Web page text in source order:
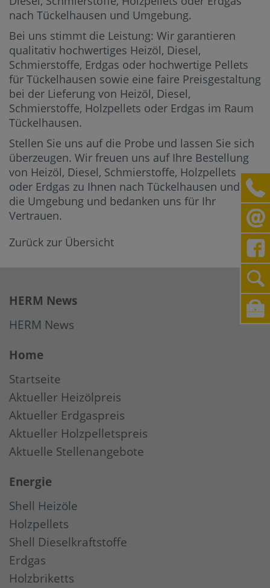
nach Tückelhausen und Umgebung.
Bei uns stimmt die Leistung: Wir garantieren
qualitativ hochwertiges Heizöl, Diesel,
Schmierstoffe, Erdgas oder hochwertige Pellets
für Tückelhausen sowie eine faire Preisgestaltung
bei der Lieferung von Heizöl, Diesel,
Schmierstoffe, Holzpellets oder Erdgas im Raum
Tückelhausen.
Stellen Sie uns auf die Probe und lassen Sie sich
überzeugen. Wir freuen uns auf Ihre Bestellung
von Heizöl, Diesel, Schmierstoffe, Holzpellets
oder Erdgas zu Ihnen nach Tückelhausen und in
die Umgebung und bedanken uns für Ihr
Vertrauen.
Zurück zur Übersicht
HERM News
HERM News
Home
Startseite
Aktueller Heizölpreis
Aktueller Erdgaspreis
Aktueller Holzpelletspreis
Aktuelle Stellenangebote
Energie
Shell Heizöle
Holzpellets
Shell Dieselkraftstoffe
Erdgas
Holzbriketts